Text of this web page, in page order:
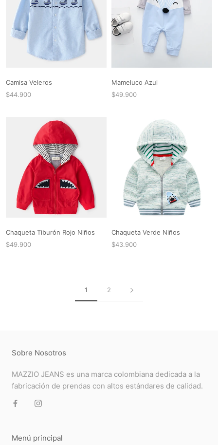
Camisa Veleros
$44.900
Mameluco Azul
$49.900
Chaqueta Tiburón Rojo Niños
$49.900
Chaqueta Verde Niños
$43.900
1 2
Sobre Nosotros
MAZZIO JEANS es una marca colombiana dedicada a la
fabricación de prendas con altos estándares de calidad.
Menú principal